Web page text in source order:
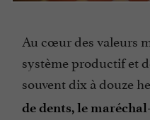
Au cœur des valeurs
système productif et
souvent dix à douze
de dents, le